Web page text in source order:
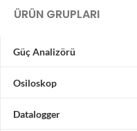
ÜRÜN GRUPLARI
Güç Analizörü
Osiloskop
Datalogger